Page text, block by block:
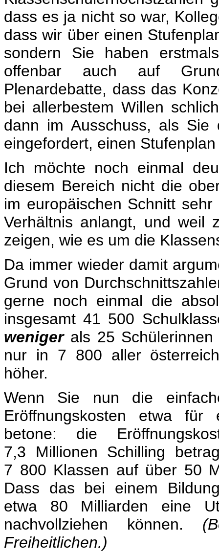
dass es ja nicht so war,
dass wir über einen
sondern Sie haben
offenbar auch auf
Plenardebatte, dass das
bei allerbestem Willen
dann im Ausschuss, als
eingefordert, einen
Ich möchte noch einmal
diesem Bereich nicht die
im europäischen Schnitt
Verhältnis anlangt, und weil
zeigen, wie es um die
Da immer wieder damit
Grund von
gerne noch einmal die
insgesamt 41 500
weniger als 25
nur in 7 800 aller
höher.
Wenn Sie nun die
Eröffnungskosten etwa für
betone: die
7,3 Millionen Schilling
7 800 Klassen auf über 50
Dass das bei einem
etwa 80 Milliarden eine
nachvollziehen können.
Freiheitlichen.)